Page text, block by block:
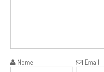
Nome Email